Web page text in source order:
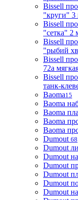
Bissell
"круги"
Bissell
"сетка" 2
Bissell
"рыбий
Bissell
72а
Bissell
танк-
Baoma15
Baoma
Baoma
Baoma
Baoma
Dumout 68
Dumout
Dumout
Dumout
Dumout
Dumout
Dumout